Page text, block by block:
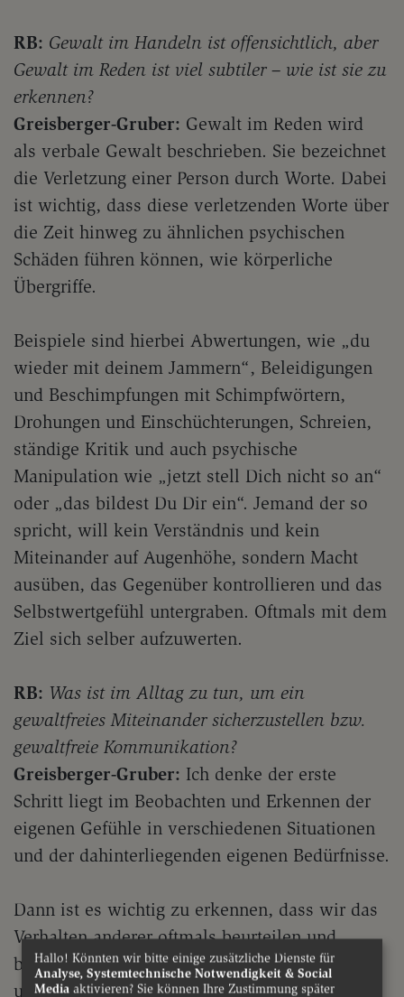
RB: Gewalt im Handeln ist offensichtlich, aber
Gewalt im Reden ist viel subtiler – wie ist sie zu
erkennen?
Greisberger-Gruber: Gewalt im Reden wird
als verbale Gewalt beschrieben. Sie bezeichnet
die Verletzung einer Person durch Worte. Dabei
ist wichtig, dass diese verletzenden Worte über
die Zeit hinweg zu ähnlichen psychischen
Schäden führen können, wie körperliche
Übergriffe.
Beispiele sind hierbei Abwertungen, wie „du
wieder mit deinem Jammern“, Beleidigungen
und Beschimpfungen mit Schimpfwörtern,
Drohungen und Einschüchterungen, Schreien,
ständige Kritik und auch psychische
Manipulation wie „jetzt stell Dich nicht so an“
oder „das bildest Du Dir ein“. Jemand der so
spricht, will kein Verständnis und kein
Miteinander auf Augenhöhe, sondern Macht
ausüben, das Gegenüber kontrollieren und das
Selbstwertgefühl untergraben. Oftmals mit dem
Ziel sich selber aufzuwerten.
RB: Was ist im Alltag zu tun, um ein
gewaltfreies Miteinander sicherzustellen bzw.
gewaltfreie Kommunikation?
Greisberger-Gruber: Ich denke der erste
Schritt liegt im Beobachten und Erkennen der
eigenen Gefühle in verschiedenen Situationen
und der dahinterliegenden eigenen Bedürfnisse.
Dann ist es wichtig zu erkennen, dass wir das
Verhalten anderer oftmals beurteilen und
bewerten, ohne zu wissen, warum jemand so
und nicht anders handelt. Bedürfnisse werden
Hallo! Könnten wir bitte einige zusätzliche Dienste für
Analyse, Systemtechnische Notwendigkeit & Social
Media aktivieren? Sie können Ihre Zustimmung später